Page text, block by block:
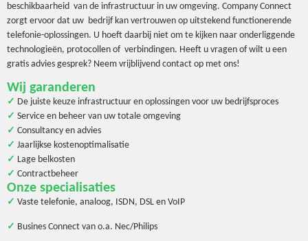
beschikbaarheid van de infrastructuur in uw omgeving. Company Connect
zorgt ervoor dat uw bedrijf kan vertrouwen op uitstekend functionerende
telefonie-oplossingen. U hoeft daarbij niet om te kijken naar onderliggende
technologieën, protocollen of verbindingen. Heeft u vragen of wilt u een
gratis advies gesprek? Neem vrijblijvend contact op met ons!
Wij garanderen
✓ De juiste keuze infrastructuur en oplossingen voor uw bedrijfsproces
✓ Service en beheer van uw totale omgeving
✓ Consultancy en advies
✓ Jaarlijkse kostenoptimalisatie
✓ Lage belkosten
✓ Contractbeheer
Onze specialisaties
✓ Vaste telefonie, analoog, ISDN, DSL en VoIP
✓ Busines Connect van o.a. Nec/Philips